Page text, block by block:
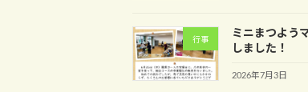
行事
ミニまつよう
しました！
2026年7月3日